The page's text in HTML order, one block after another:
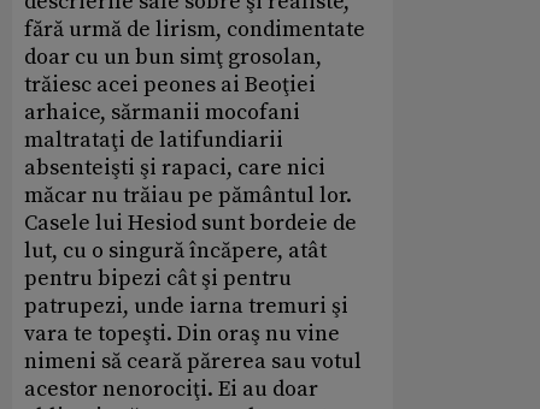
fără urmă de lirism, condimentate
doar cu un bun simţ grosolan,
trăiesc acei peones ai Beoţiei
arhaice, sărmanii mocofani
maltrataţi de latifundiarii
absenteişti şi rapaci, care nici
măcar nu trăiau pe pământul lor.
Casele lui Hesiod sunt bordeie de
lut, cu o singură încăpere, atât
pentru bipezi cât şi pentru
patrupezi, unde iarna tremuri şi
vara te topeşti. Din oraş nu vine
nimeni să ceară părerea sau votul
acestor nenorociţi. Ei au doar